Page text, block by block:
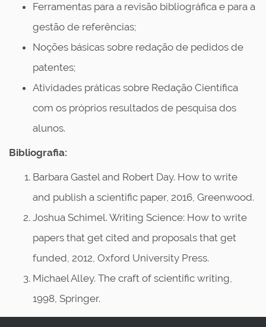
Ferramentas para a revisão bibliográfica e para a
gestão de referências;
Noções básicas sobre redação de pedidos de
patentes;
Atividades práticas sobre Redação Científica
com os próprios resultados de pesquisa dos
alunos.
Bibliografia:
Barbara Gastel and Robert Day. How to write
and publish a scientific paper, 2016, Greenwood.
Joshua Schimel. Writing Science: How to write
papers that get cited and proposals that get
funded, 2012, Oxford University Press.
Michael Alley. The craft of scientific writing,
1998, Springer.